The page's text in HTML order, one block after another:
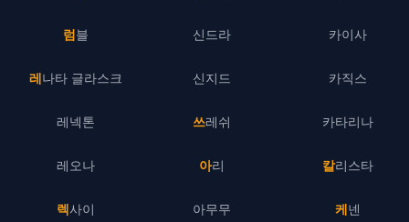
럼블
레나타 글라스크
레넥톤
레오나
렉사이
신드라
신지드
쓰레쉬
아리
아무무
카이사
카직스
카타리나
칼리스타
케넨